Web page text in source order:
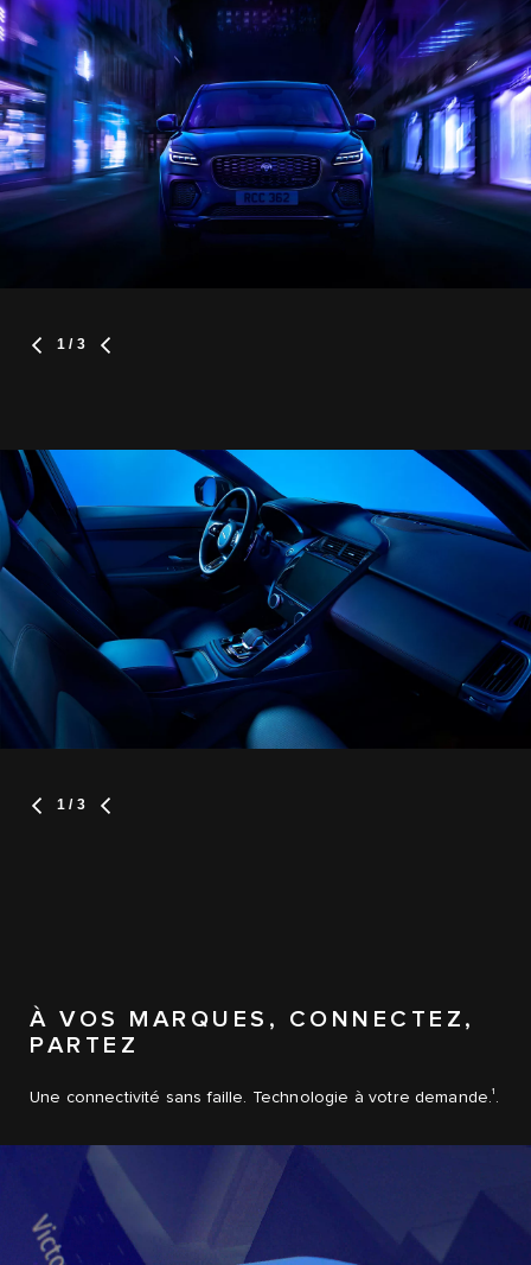
1 / 3
1 / 3
À VOS MARQUES, CONNECTEZ,
PARTEZ
Une connectivité sans faille. Technologie à votre demande.1 .